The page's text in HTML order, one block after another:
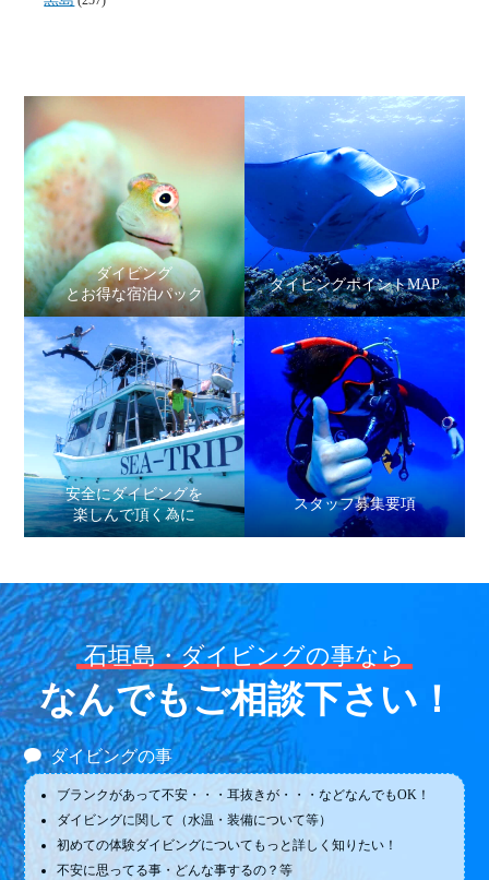
ダイビング
とお得な宿泊パック
ダイビングポイントMAP
安全にダイビングを
楽しんで頂く為に
スタッフ募集要項
石垣島・ダイビングの事なら
なんでもご相談下さい！
ダイビングの事
ブランクがあって不安・・・耳抜きが・・・などなんでもOK！
ダイビングに関して（水温・装備について等）
初めての体験ダイビングについてもっと詳しく知りたい！
不安に思ってる事・どんな事するの？等